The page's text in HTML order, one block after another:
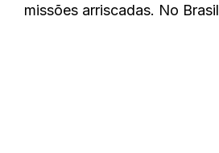
missões arriscadas. No Brasil